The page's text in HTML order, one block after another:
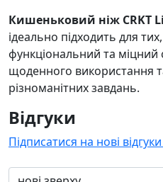
Кишеньковий ніж CRKT
ідеально підходить для
функціональний та міцний
щоденного використання
різноманітних завдань.
Відгуки
Підписатися на нові відгуки